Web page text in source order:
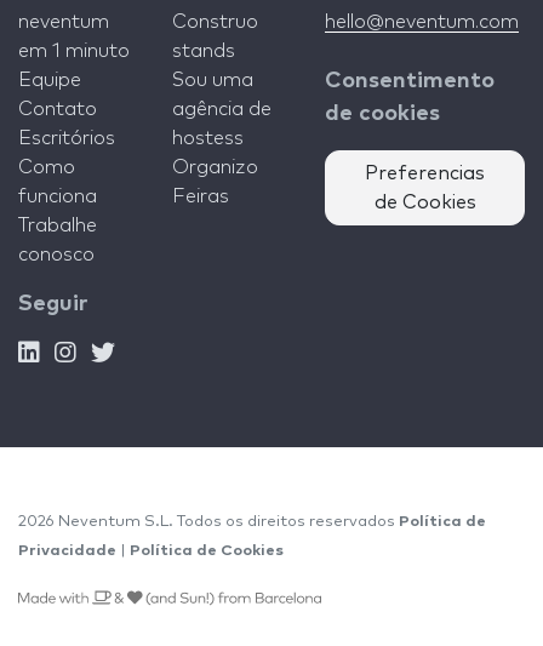
neventum
em 1 minuto
Equipe
Contato
Escritórios
Como
funciona
Trabalhe
conosco
Construo
stands
Sou uma
agência de
hostess
Organizo
Feiras
hello@neventum.com
Consentimento
de cookies
Preferencias
de Cookies
Seguir
2026 Neventum S.L. Todos os direitos reservados Política de
Privacidade
Política de Cookies